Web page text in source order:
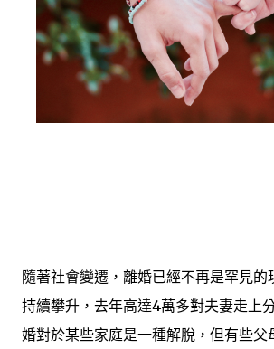
隨著社會變遷，離婚已經不再是罕見的
持續攀升，去年高達4萬多對夫妻走上
婚對於某些家庭是一種解脫，但有些父